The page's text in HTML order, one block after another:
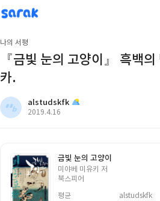
sarak
alstudskfk
나의 서평
『금빛 눈의 고양이』 흑백
카.
alstudskfk
작
2019.4.16
금빛 눈의 고양이
글
쓴
미야베 미유키 저
북스피어
평균
alstudskfk